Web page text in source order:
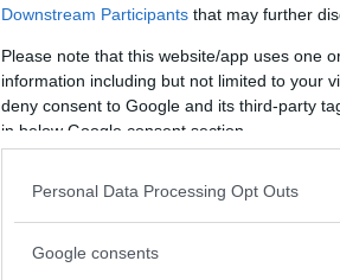
Downstream Participants that may further
Please note that this website/app uses one
information including but not limited to your
deny consent to Google and its third-party
in below Google consent section.
Personal Data Processing Opt Outs
Google consents
med Ford 1982!